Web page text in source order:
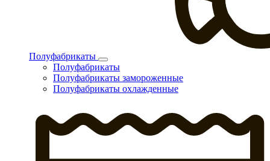
Полуфабрикаты
Полуфабрикаты
Полуфабрикаты замороженные
Полуфабрикаты охлажденные